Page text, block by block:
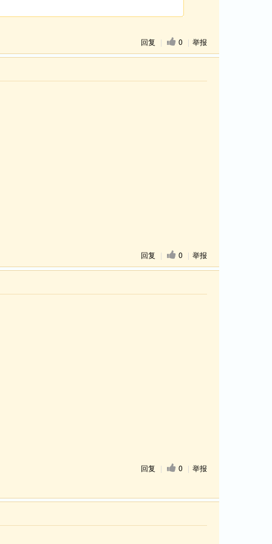
回复 | 0 | 举报
回复 | 0 | 举报
回复 | 0 | 举报